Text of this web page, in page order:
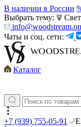
В наличии в России
Выбрать тему:
Чаты и соц. сети:
Каталог
+7 (939) 755-05-91